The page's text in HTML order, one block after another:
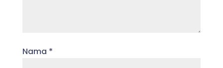
Nama *